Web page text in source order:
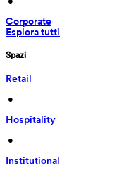
Corporate
Esplora tutti
Spazi
Retail
•
Hospitality
•
Institutional